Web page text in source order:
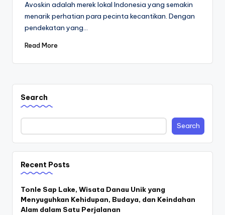
Avoskin adalah merek lokal Indonesia yang semakin
menarik perhatian para pecinta kecantikan. Dengan
pendekatan yang…
Read More
Search
Search
Recent Posts
Tonle Sap Lake, Wisata Danau Unik yang
Menyuguhkan Kehidupan, Budaya, dan Keindahan
Alam dalam Satu Perjalanan